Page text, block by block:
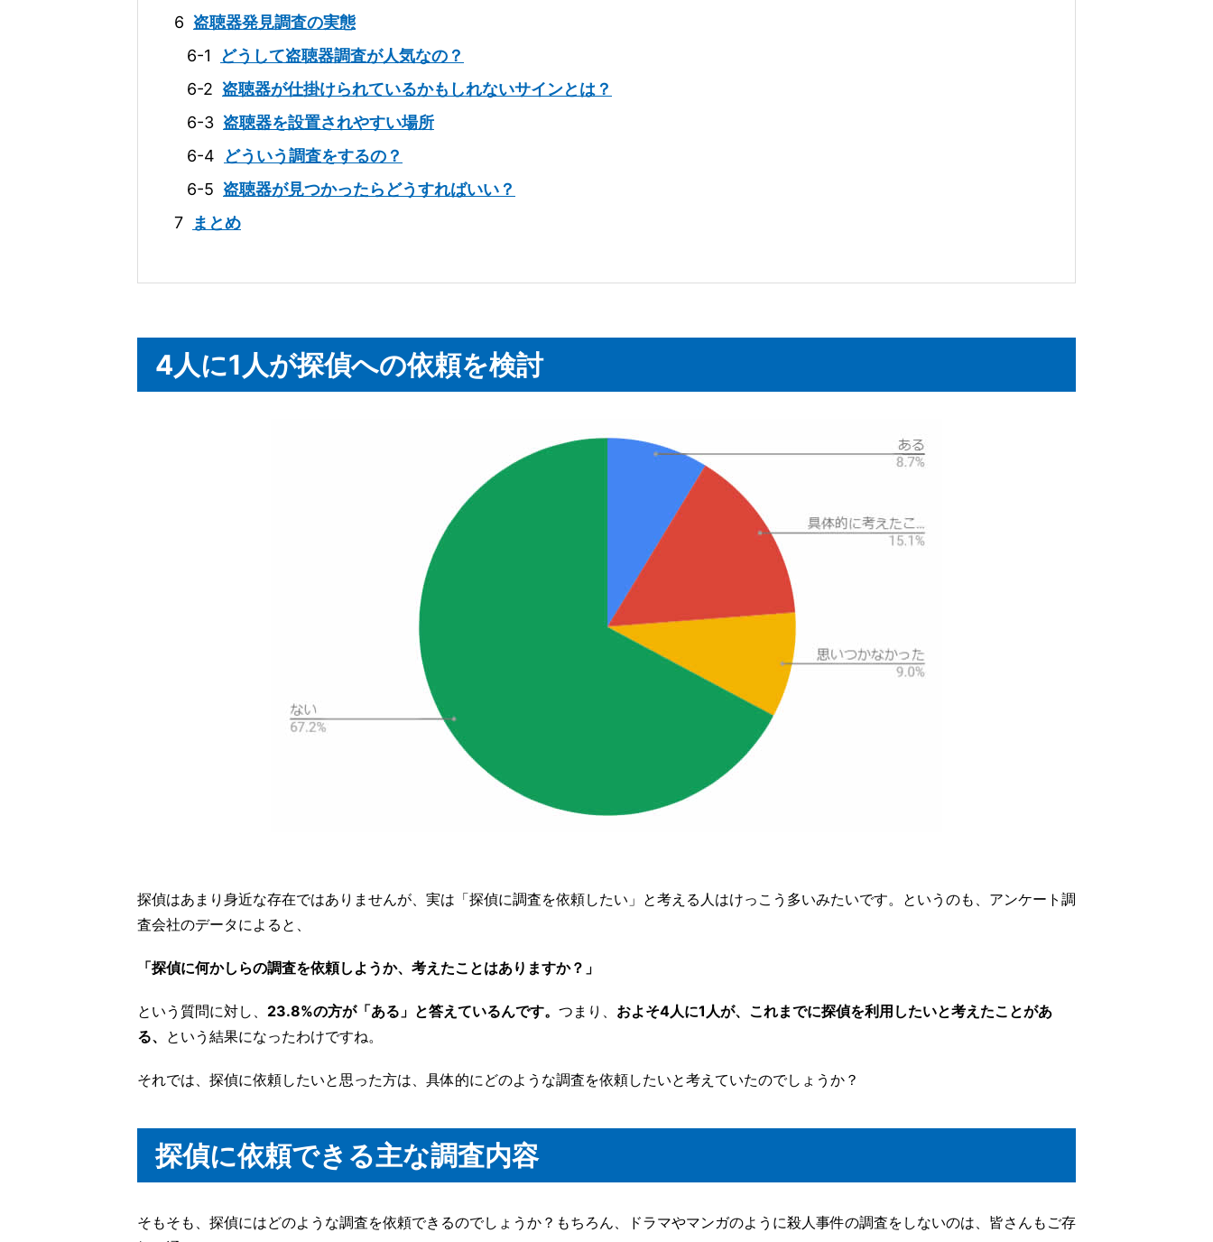
6 盗聴器発見調査の実態
6-1
どうして盗聴器調査が人気なの？
6-2 盗聴器が仕掛けられているかもしれないサインとは？
6-3 盗聴器を設置されやすい場所
6-4
どういう調査をするの？
6-5 盗聴器が見つかったらどうすればいい？
7
まとめ
4人に1人が探偵への依頼を検討
探偵はあまり身近な存在ではありませんが、実は「探偵に調査を依頼したい」と考える人はけっこう多いみたいです。というのも、アンケート調
査会社のデータによると、
「探偵に何かしらの調査を依頼しようか、考えたことはありますか？」
という質問に対し、 23.8%の方が「ある」と答えているんです。 つまり、 およそ4人に1人が、これまでに探偵を利用したいと考えたことがあ
る、 という結果になったわけですね。
それでは、探偵に依頼したいと思った方は、具体的にどのような調査を依頼したいと考えていたのでしょうか？
探偵に依頼できる主な調査内容
そもそも、探偵にはどのような調査を依頼できるのでしょうか？もちろん、ドラマやマンガのように殺人事件の調査をしないのは、皆さんもご存